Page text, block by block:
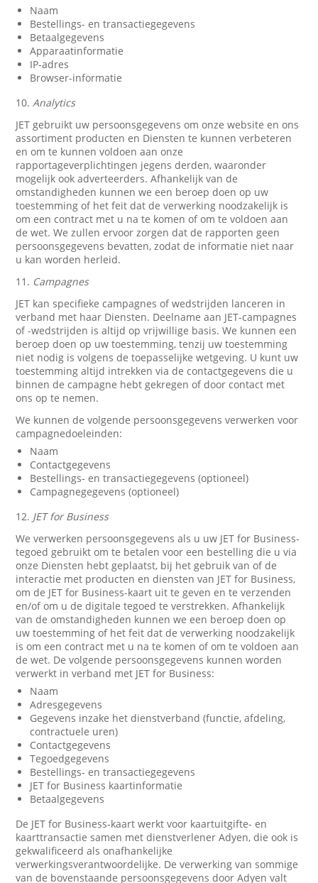
Naam
Bestellings- en transactiegegevens
Betaalgegevens
Apparaatinformatie
IP-adres
Browser-informatie
10.Analytics
JET gebruikt uw persoonsgegevens om onze website en ons
assortiment producten en Diensten te kunnen verbeteren
en om te kunnen voldoen aan onze
rapportageverplichtingen jegens derden, waaronder
mogelijk ook adverteerders. Afhankelijk van de
omstandigheden kunnen we een beroep doen op uw
toestemming of het feit dat de verwerking noodzakelijk is
om een contract met u na te komen of om te voldoen aan
de wet. We zullen ervoor zorgen dat de rapporten geen
persoonsgegevens bevatten, zodat de informatie niet naar
u kan worden herleid.
11. Campagnes
JET kan specifieke campagnes of wedstrijden lanceren in
verband met haar Diensten. Deelname aan JET-campagnes
of -wedstrijden is altijd op vrijwillige basis. We kunnen een
beroep doen op uw toestemming, tenzij uw toestemming
niet nodig is volgens de toepasselijke wetgeving. U kunt uw
toestemming altijd intrekken via de contactgegevens die u
binnen de campagne hebt gekregen of door contact met
ons op te nemen.
We kunnen de volgende persoonsgegevens verwerken voor
campagnedoeleinden:
Naam
Contactgegevens
Bestellings- en transactiegegevens (optioneel)
Campagnegegevens (optioneel)
12. JET for Business
We verwerken persoonsgegevens als u uw JET for Business-
tegoed gebruikt om te betalen voor een bestelling die u via
onze Diensten hebt geplaatst, bij het gebruik van of de
interactie met producten en diensten van JET for Business,
om de JET for Business-kaart uit te geven en te verzenden
en/of om u de digitale tegoed te verstrekken. Afhankelijk
van de omstandigheden kunnen we een beroep doen op
uw toestemming of het feit dat de verwerking noodzakelijk
is om een contract met u na te komen of om te voldoen aan
de wet. De volgende persoonsgegevens kunnen worden
verwerkt in verband met JET for Business:
Naam
Adresgegevens
Gegevens inzake het dienstverband (functie, afdeling,
contractuele uren)
Contactgegevens
Tegoedgegevens
Bestellings- en transactiegegevens
JET for Business kaartinformatie
Betaalgegevens
De JET for Business-kaart werkt voor kaartuitgifte- en
kaarttransactie samen met dienstverlener Adyen, die ook is
gekwalificeerd als onafhankelijke
verwerkingsverantwoordelijke. De verwerking van sommige
van de bovenstaande persoonsgegevens door Adyen valt